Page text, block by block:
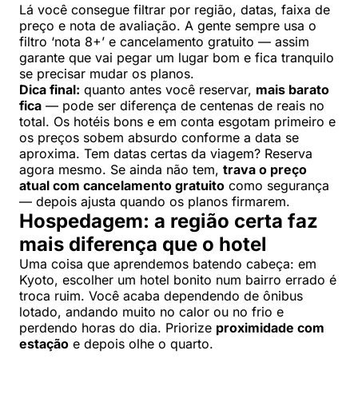
Lá você consegue filtrar por região, datas, faixa de
preço e nota de avaliação. A gente sempre usa o
filtro ‘nota 8+’ e cancelamento gratuito — assim
garante que vai pegar um lugar bom e fica tranquilo
se precisar mudar os planos.
Dica final: quanto antes você reservar, mais barato
fica — pode ser diferença de centenas de reais no
total. Os hotéis bons e em conta esgotam primeiro e
os preços sobem absurdo conforme a data se
aproxima. Tem datas certas da viagem? Reserva
agora mesmo. Se ainda não tem, trava o preço
atual com cancelamento gratuito como segurança
— depois ajusta quando os planos firmarem.
Hospedagem: a região certa faz
mais diferença que o hotel
Uma coisa que aprendemos batendo cabeça: em
Kyoto, escolher um hotel bonito num bairro errado é
troca ruim. Você acaba dependendo de ônibus
lotado, andando muito no calor ou no frio e
perdendo horas do dia. Priorize proximidade com
estação e depois olhe o quarto.